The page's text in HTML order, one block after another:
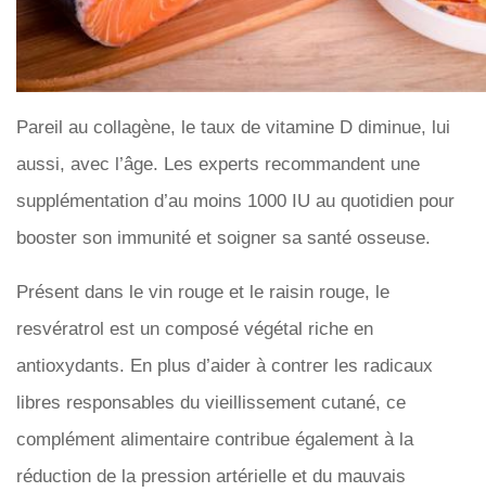
Pareil au collagène, le taux de vitamine D diminue, lui
aussi, avec l’âge. Les experts recommandent une
supplémentation d’au moins 1000 IU au quotidien pour
booster son immunité et soigner sa santé osseuse.
Présent dans le vin rouge et le raisin rouge, le
resvératrol est un composé végétal riche en
antioxydants. En plus d’aider à contrer les radicaux
libres responsables du vieillissement cutané, ce
complément alimentaire contribue également à la
réduction de la pression artérielle et du mauvais